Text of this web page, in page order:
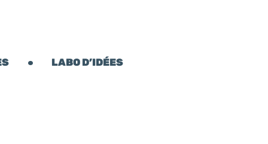
LABO D’IDÉES